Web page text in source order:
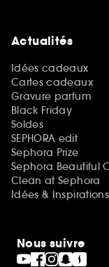
Actualités
Idées cadeaux
Cartes cadeaux
Gravure parfum
Black Friday
Soldes
SEPHORA edit
Sephora Prize
Sephora Beautiful
Clean at Sephora
Idées &
Nous suivre